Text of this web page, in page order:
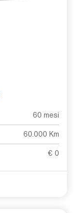
60 mesi
60.000 Km
€ 0